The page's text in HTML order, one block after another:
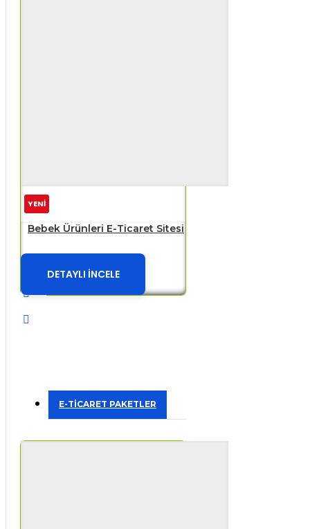
YENİ
Bebek Ürünleri E-Ticaret Sitesi
DETAYLI İNCELE
E-TİCARET PAKETLER